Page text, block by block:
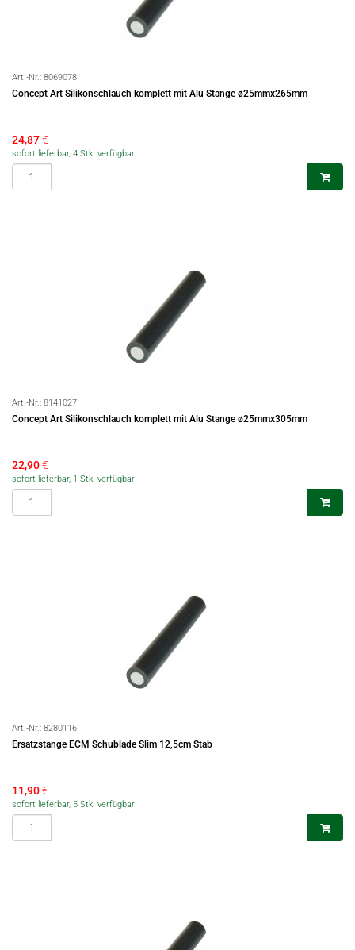
Art.-Nr.: 8069078
Concept Art Silikonschlauch komplett mit Alu Stange ø25mmx265mm
24,87€
sofort lieferbar, 4 Stk. verfügbar
Art.-Nr.: 8141027
Concept Art Silikonschlauch komplett mit Alu Stange ø25mmx305mm
22,90€
sofort lieferbar, 1 Stk. verfügbar
Art.-Nr.: 8280116
Ersatzstange ECM Schublade Slim 12,5cm Stab
11,90€
sofort lieferbar, 5 Stk. verfügbar